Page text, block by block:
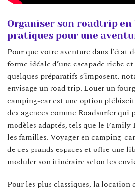
Organiser son roadtrip en
pratiques pour une
Pour que votre aventure dans l’état
forme idéale d’une escapade riche
quelques préparatifs s’imposent,
envisage un road trip. Louer un
camping-car est une option
des agences comme Roadsurfer qui
modèles adaptés, tels que le
les familles. Voyager en camping-
de ces grands espaces et offre une
moduler son itinéraire selon les
Pour les plus classiques, la location